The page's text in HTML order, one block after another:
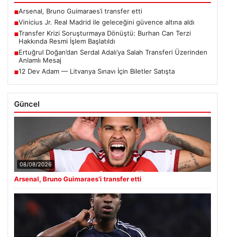
■Arsenal, Bruno Guimaraes’i transfer etti
■Vinicius Jr. Real Madrid ile geleceğini güvence altına aldı
■Transfer Krizi Soruşturmaya Dönüştü: Burhan Can Terzi
Hakkında Resmi İşlem Başlatıldı
■Ertuğrul Doğan’dan Serdal Adalı’ya Salah Transferi Üzerinden
Anlamlı Mesaj
■12 Dev Adam — Litvanya Sınavı İçin Biletler Satışta
Güncel
08/08/2026
Arsenal, Bruno Guimaraes’i transfer etti